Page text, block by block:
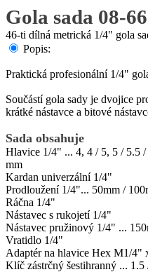
Gola sada 08-
46-ti dílná metrická 1/4" gola
Popis:
Praktická profesionální 1/4"
Součástí gola sady je dvojice
krátké nástavce a bitové
Sada obsahuje
Hlavice 1/4" ... 4, 4 / 5, 5 / 5.5
mm
Kardan univerzální 1/4"
Prodloužení 1/4"... 50mm /
Ráčna 1/4"
Nástavec s rukojetí 1/4"
Nástavec pružinový 1/4" ...
Vratidlo 1/4"
Adaptér na hlavice Hex M1/4"
Klíč zástrčný šestihranný ... 1.5